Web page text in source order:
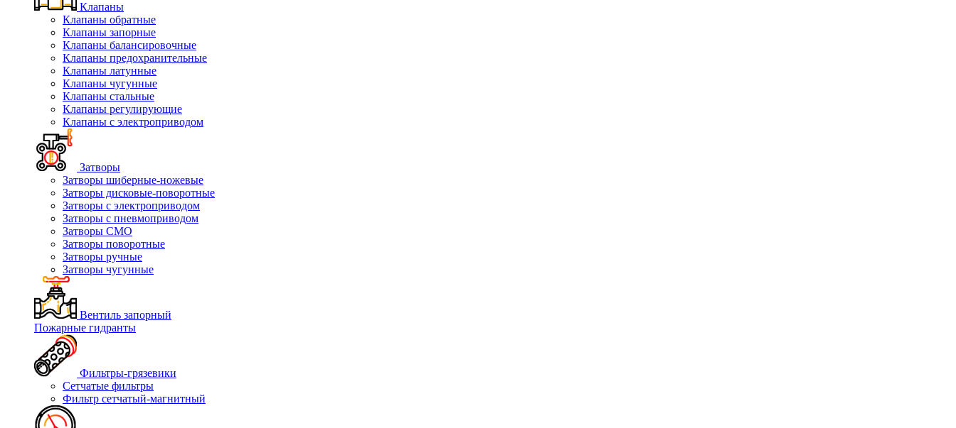
Клапаны
Клапаны обратные
Клапаны запорные
Клапаны балансировочные
Клапаны предохранительные
Клапаны латунные
Клапаны чугунные
Клапаны стальные
Клапаны регулирующие
Клапаны с электроприводом
Затворы
Затворы шиберные-ножевые
Затворы дисковые-поворотные
Затворы с электроприводом
Затворы с пневмоприводом
Затворы СМО
Затворы поворотные
Затворы ручные
Затворы чугунные
Вентиль запорный
Пожарные гидранты
Фильтры-грязевики
Сетчатые фильтры
Фильтр сетчатый-магнитный